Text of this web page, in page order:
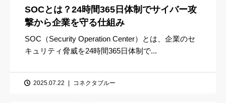
SOCとは？24時間365日体制でサイバー攻
撃から企業を守る仕組み
SOC（Security Operation Center）とは、企業のセ
キュリティ脅威を24時間365日体制で...
2025.07.22 コネクタブルー